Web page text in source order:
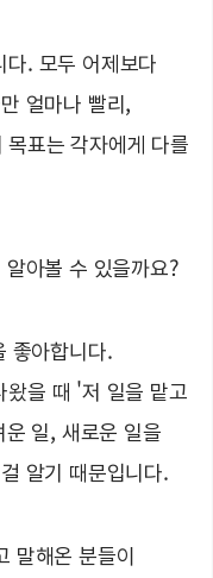
. 모두 어제보다
얼마나 빨리,
표는 각자에게 다를
아볼 수 있을까요?
좋아합니다.
왔을 때 '저 일을 맡고
일, 새로운 일을
알기 때문입니다.
말해온 분들이